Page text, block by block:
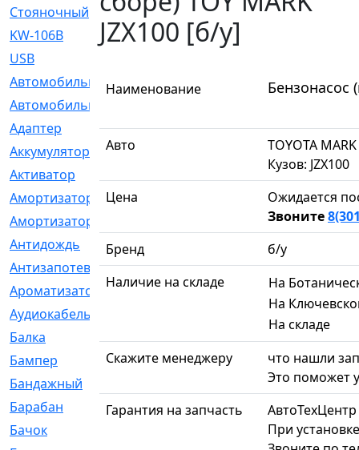
Cтояночный
[1]
KW-106B
[0]
USB
Автомобильное
[6]
Автомобильный
Адаптер
[3]
Аккумулятор
Активатор
Амортизатор
Амортизаторы
Антидождь
Антизапотеватель
[1]
Ароматизатор
[35]
Аудиокабель
Балка
[58]
Бампер
[137]
Бандажный
Барабан
[5]
Бачок
JZX100 [б/у]
Наименование Бензонасос
Авто
TOYOTA
Кузов: JZX100
Цена
Ожидается
Звоните
Бренд
б/у
Наличие на складе
На
На
На складе
Скажите менеджеру
что нашли
Это поможет
Гарантия на запчасть
При